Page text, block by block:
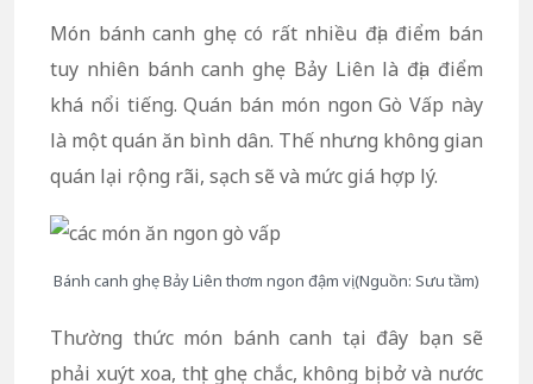
Món bánh canh ghẹ có rất nhiều địa điểm bán
tuy nhiên bánh canh ghẹ Bảy Liên là địa điểm
khá nổi tiếng. Quán bán món ngon Gò Vấp này
là một quán ăn bình dân. Thế nhưng không gian
quán lại rộng rãi, sạch sẽ và mức giá hợp lý.
Bánh canh ghẹ Bảy Liên thơm ngon đậm vị (Nguồn: Sưu tầm)
Thường thức món bánh canh tại đây bạn sẽ
phải xuýt xoa, thịt ghẹ chắc, không bị bở và nước